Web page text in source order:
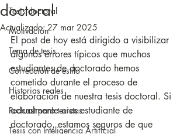
Tesis doctoral
Motivación
Tema de tesis
Corrección de estilo
Historias reales
Podcast para tesistas
Tesis con Inteligencia Artificial
doctoral
Actualizado:27 mar 2025
El post de hoy está dirigido a visibilizar
algunos errores típicos que muchos
estudiantes de doctorado hemos
cometido durante el proceso de
elaboración de nuestra tesis doctoral. Si
actualmente eres estudiante de
doctorado, estamos seguros de que